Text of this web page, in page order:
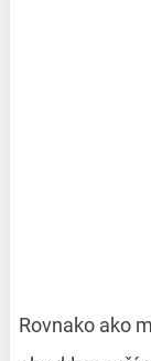
Rovnako ako